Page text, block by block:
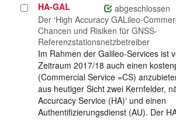
Projekt
auswählen
HA-GAL abgeschlossen
Der ‘High Accuracy GALileo-
Chancen und Risiken für GNSS-
Referenzstationsnetzbetreiber
Im Rahmen der Galileo-Services ist
Zeitraum 2017/18 auch einen
(Commercial Service =CS)
aus heutiger Sicht zwei Kernfelder,
Accurcacy Service (HA)‘ und einen
Authentifizierungsdienst (AU). Der